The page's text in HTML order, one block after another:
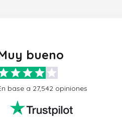
bueno
base a 27,542 opiniones